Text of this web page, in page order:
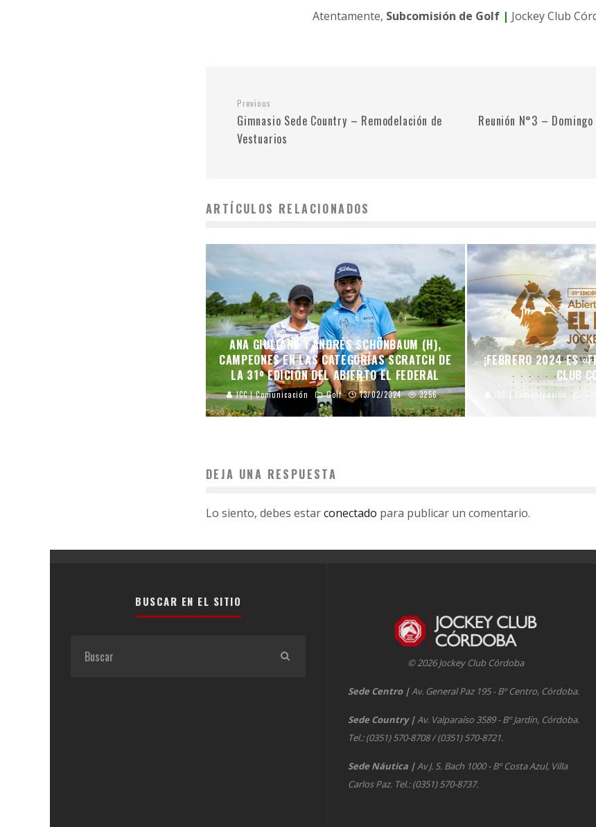
Atentamente, Subcomisión de Golf | Jockey Club
Previous
Gimnasio Sede Country – Remodelación de
Vestuarios
Reunión N°3 –
ARTÍCULOS RELACIONADOS
ANA GIULIANO Y ANDRÉS SCHÖNBAUM (H),
CAMPEONES EN LAS CATEGORÍAS SCRATCH DE
LA 31º EDICIÓN DEL ABIERTO EL FEDERAL
JCC | Comunicación Golf 13/02/2024 3256
¡FEBRERO 2024 ES
CLUB
JCC | Comunicación
DEJA UNA RESPUESTA
Lo siento, debes estarconectado para publicar un comentario.
BUSCAR EN EL SITIO
© 2026 Jockey Club Córdoba
Sede Centro |Av. General Paz 195 - Bº Centro, Córdoba.
Sede Country |Av. Valparaíso 3589 - Bº Jardín, Córdoba.
Tel.: (0351) 570-8708 / (0351) 570-8721.
Sede Náutica |Av J. S. Bach 1000 - Bº Costa Azul, Villa
Carlos Paz. Tel.: (0351) 570-8737.